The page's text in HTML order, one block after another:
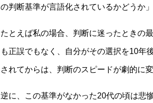
の判断基準が言語化されているかどうか
たとえば私の場合、判断に迷ったときの
も正誤でもなく、自分がその選択を10年
されてからは、判断のスピードが劇的に
逆に、この基準がなかった20代の頃は悲